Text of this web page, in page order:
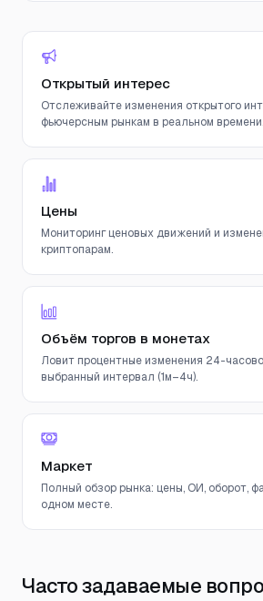
Открытый интерес
Отслеживайте изменения открытого
фьючерсным рынкам в реальном времени.
Цены
Мониторинг ценовых движений и
криптопарам.
Объём торгов в монетах
Ловит процентные изменения 24-
выбранный интервал (1м–4ч).
Маркет
Полный обзор рынка: цены, ОИ, оборот,
одном месте.
Часто задаваемые